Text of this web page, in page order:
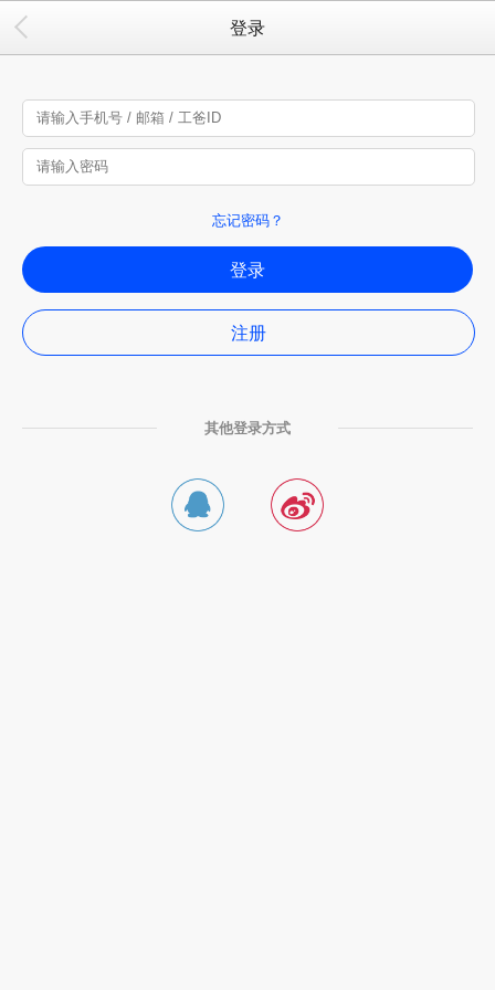
登录
忘记密码？
登录
注册
其他登录方式